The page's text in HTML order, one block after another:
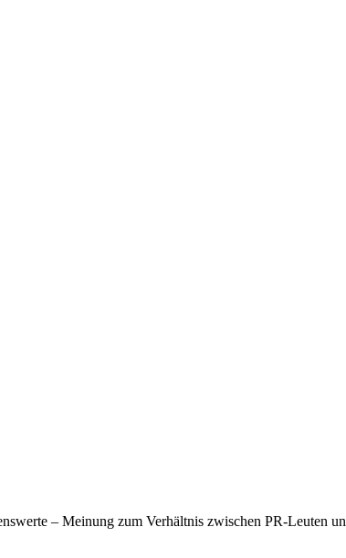
– Meinung zum Verhältnis zwischen PR-Leuten